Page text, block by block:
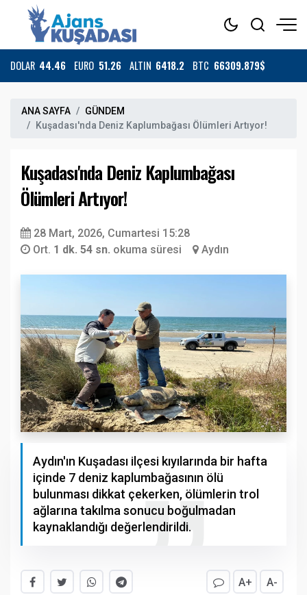
DOLAR 44.46 EURO 51.26 ALTIN 6418.2 BTC 66309.879$
ANA SAYFA
GÜNDEM
Kuşadası'nda Deniz Kaplumbağası Ölümleri Artıyor!
Kuşadası'nda Deniz Kaplumbağası
Ölümleri Artıyor!
28 Mart, 2026, Cumartesi 15:28
Ort. 1 dk. 54 sn. okuma süresi Aydın
Aydın'ın Kuşadası ilçesi kıyılarında bir hafta
içinde 7 deniz kaplumbağasının ölü
bulunması dikkat çekerken, ölümlerin trol
ağlarına takılma sonucu boğulmadan
kaynaklandığı değerlendirildi.
A+ A-